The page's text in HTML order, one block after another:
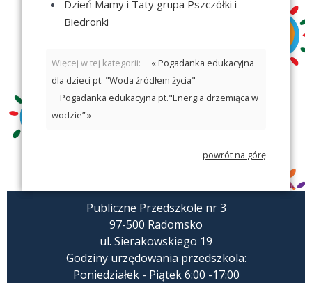
Dzień Mamy i Taty grupa Pszczółki i
Biedronki
Więcej w tej kategorii:
« Pogadanka edukacyjna
dla dzieci pt. "Woda źródłem życia"
Pogadanka edukacyjna pt."Energia drzemiąca w
wodzie” »
powrót na górę
Publiczne Przedszkole nr 3
97-500 Radomsko
ul. Sierakowskiego 19
Godziny urzędowania przedszkola:
Poniedziałek - Piątek 6:00 -17:00